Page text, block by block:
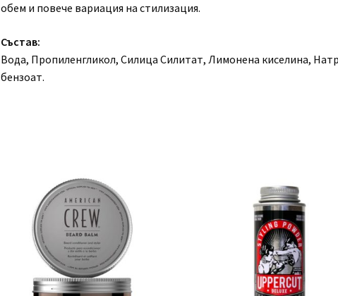
обем и повече вариация на стилизация.
Състав:
Вода, Пропиленгликол, Силица Силитат, Лимонена киселина,
бензоат.